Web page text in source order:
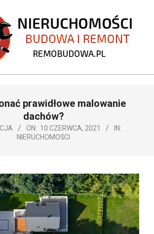
prawidłowe malowanie
dachów?
ON: 10 CZERWCA, 2021
IN:
NIERUCHOMOŚCI